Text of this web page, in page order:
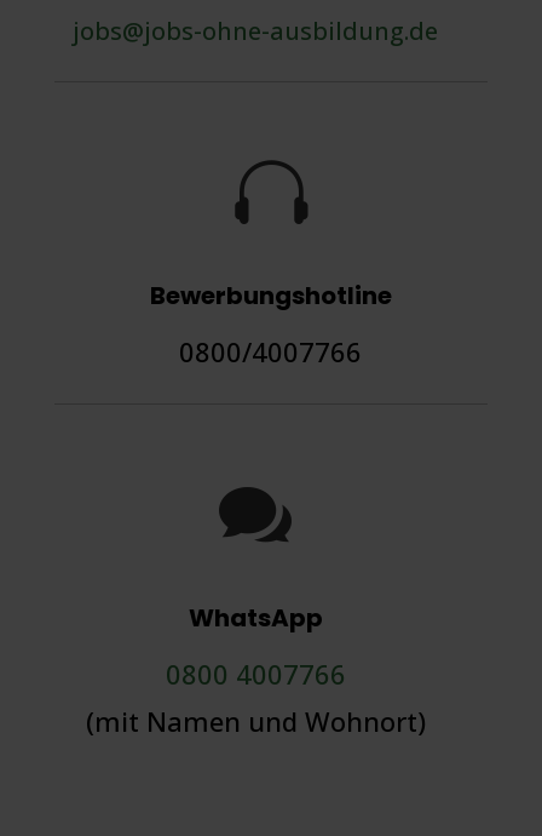
jobs@jobs-ohne-ausbildung.de

Bewerbungshotline
0800/4007766

WhatsApp
0800 4007766
(mit Namen und Wohnort)